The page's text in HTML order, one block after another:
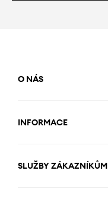
O NÁS
INFORMACE
SLUŽBY ZÁKAZNÍKŮM